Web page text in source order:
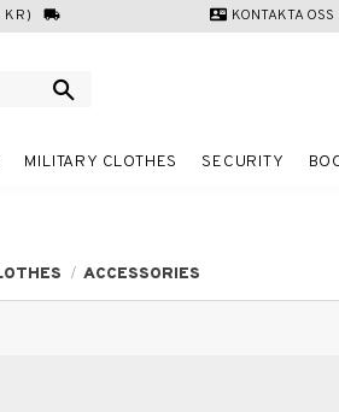
local_shipping contact_mail KONTAKTA OSS
MILITARY CLOTHES SECURITY
ACCESSORIES